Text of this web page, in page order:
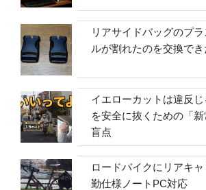
リアサイドバッグのプ
ルが割れたのを交換でき
イエローカットは違反
を安全に抜くための「
盲点
ロードバイクにリアキ
勤仕様ノートPC対応